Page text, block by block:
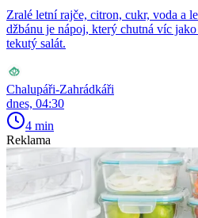
Zralé letní rajče, citron, cukr, voda a
džbánu je nápoj, který chutná víc
tekutý salát.
Chalupáři-Zahrádkáři
dnes, 04:30
4 min
Reklama